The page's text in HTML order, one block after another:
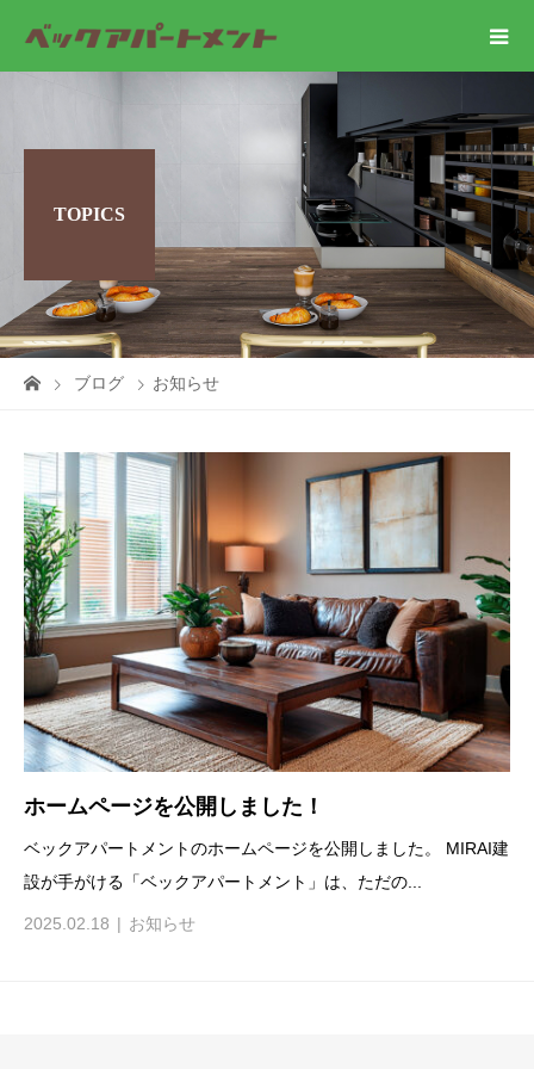
TOPICS
ブログ お知らせ
ホームページを公開しました！
ベックアパートメントのホームページを公開しました。 MIRAI建
設が手がける「ベックアパートメント」は、ただの...
2025.02.18 お知らせ